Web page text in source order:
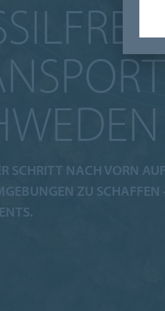
SCHRITT NACH VORN AUF
ZU SCHAFFEN